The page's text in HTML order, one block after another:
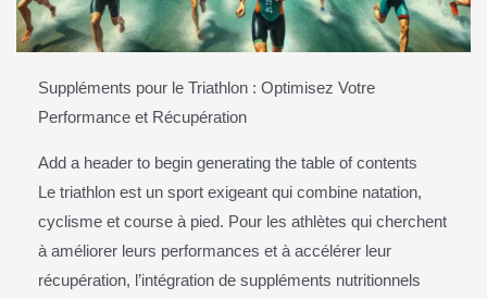
Suppléments pour le Triathlon : Optimisez Votre
Performance et Récupération
Add a header to begin generating the table of contents
Le triathlon est un sport exigeant qui combine natation,
cyclisme et course à pied. Pour les athlètes qui cherchent
à améliorer leurs performances et à accélérer leur
récupération, l’intégration de suppléments nutritionnels